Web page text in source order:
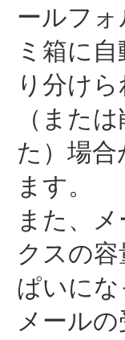
ールフ
ミ箱に
り分け
（また
た）場
ます。
また、
クスの
ぱいに
メール